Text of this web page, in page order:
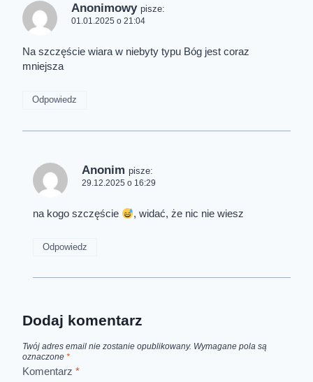
Anonimowy pisze:
01.01.2025 o 21:04
Na szczęście wiara w niebyty typu Bóg jest coraz
mniejsza
Odpowiedz
Anonim pisze:
29.12.2025 o 16:29
na kogo szczęście , widać, że nic nie wiesz
Odpowiedz
Dodaj komentarz
Twój adres email nie zostanie opublikowany. Wymagane pola są
oznaczone *
Komentarz *